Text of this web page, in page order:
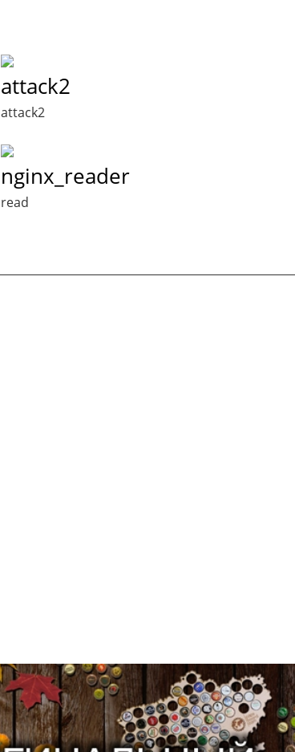
attack2
attack2
nginx_reader
read